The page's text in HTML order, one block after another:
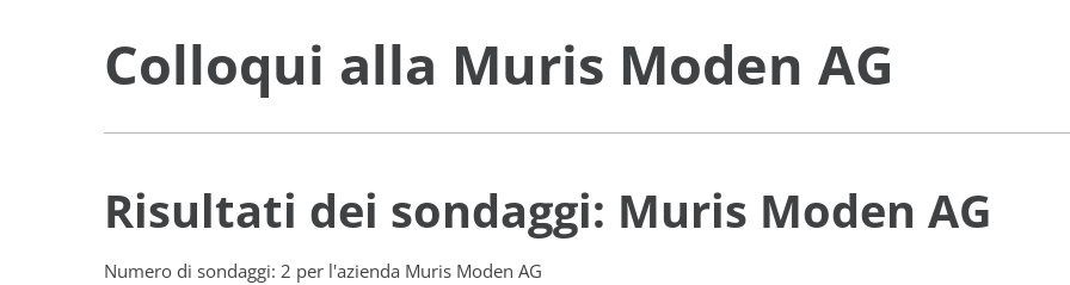
Colloqui alla Muris Moden AG
Risultati dei sondaggi: Muris Moden AG
Numero di sondaggi: 2 per l'azienda Muris Moden AG